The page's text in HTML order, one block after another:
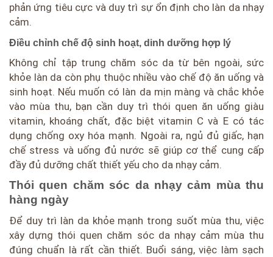
phản ứng tiêu cực và duy trì sự ổn định cho làn da nhạy
cảm.
Điều chỉnh chế độ sinh hoạt, dinh dưỡng hợp lý
Không chỉ tập trung chăm sóc da từ bên ngoài, sức
khỏe làn da còn phụ thuộc nhiều vào chế độ ăn uống và
sinh hoạt. Nếu muốn có làn da mịn màng và chắc khỏe
vào mùa thu, bạn cần duy trì thói quen ăn uống giàu
vitamin, khoáng chất, đặc biệt vitamin C và E có tác
dụng chống oxy hóa mạnh. Ngoài ra, ngủ đủ giấc, hạn
chế stress và uống đủ nước sẽ giúp cơ thể cung cấp
đầy đủ dưỡng chất thiết yếu cho da nhạy cảm.
Thói quen chăm sóc da nhạy cảm mùa thu
hàng ngày
Để duy trì làn da khỏe mạnh trong suốt mùa thu, việc
xây dựng thói quen chăm sóc da nhạy cảm mùa thu
đúng chuẩn là rất cần thiết. Buổi sáng, việc làm sạch